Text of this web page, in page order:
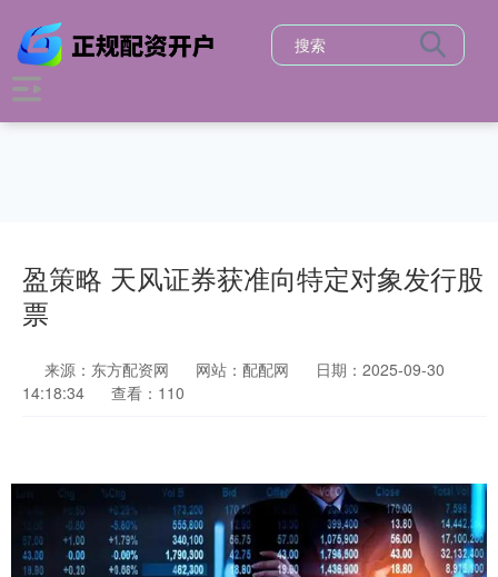
盈策略 天风证券获准向特定对象发行股
票
来源：东方配资网 网站：配配网
日期：2025-09-30
14:18:34
查看：110